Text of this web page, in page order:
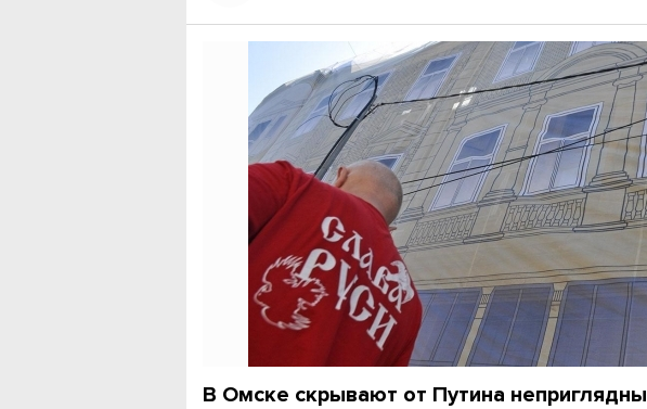
В Омске скрывают от Путина